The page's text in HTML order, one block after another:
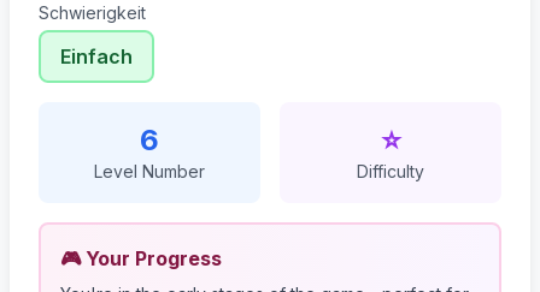
Schwierigkeit
Einfach
6
Level Number
⭐
Difficulty
🎮 Your Progress